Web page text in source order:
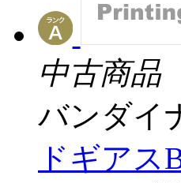
中古商品
バンダイ
ドギアス